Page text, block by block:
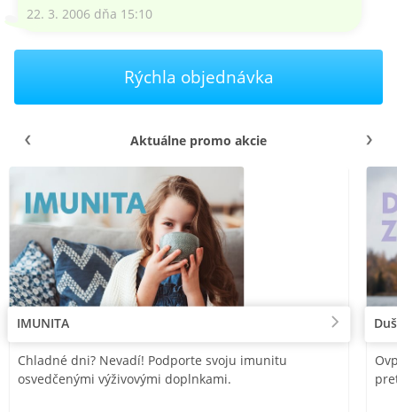
22. 3. 2006 dňa 15:10
Rýchla objednávka
Aktuálne promo akcie
IMUNITA
Chladné dni? Nevadí! Podporte svoju imunitu
osvedčenými výživovými doplnkami.